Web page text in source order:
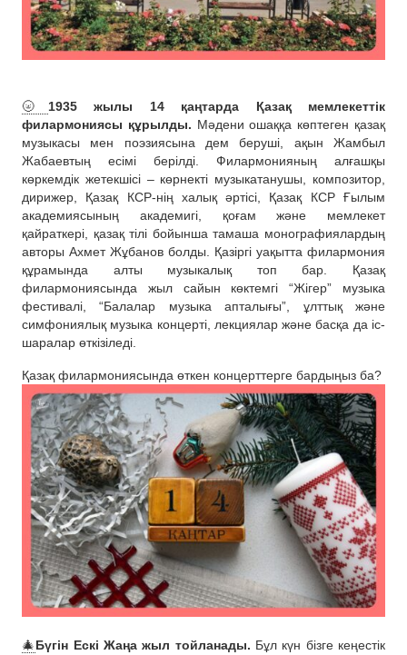
🌝 1935 жылы 14 қаңтарда Қазақ мемлекеттік
филармониясы құрылды. Мәдени ошаққа көптеген қазақ
музыкасы мен поэзиясына дем беруші, ақын Жамбыл
Жабаевтың есімі берілді. Филармонияның алғашқы
көркемдік жетекшісі – көрнекті музыкатанушы, композитор,
дирижер, Қазақ КСР-нің халық әртісі, Қазақ КСР Ғылым
академиясының академигі, қоғам және мемлекет
қайраткері, қазақ тілі бойынша тамаша монографиялардың
авторы Ахмет Жұбанов болды. Қазіргі уақытта филармония
құрамында алты музыкалық топ бар. Қазақ
филармониясында жыл сайын көктемгі “Жігер” музыка
фестивалі, “Балалар музыка апталығы”, ұлттық және
симфониялық музыка концерті, лекциялар және басқа да іс-
шаралар өткізіледі.
Қазақ филармониясында өткен концерттерге бардыңыз ба?
🎄Бүгін Ескі Жаңа жыл тойланады. Бұл күн бізге кеңестік